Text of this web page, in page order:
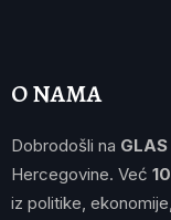
O NAMA
Dobrodošli na
Hercegovine. Već
iz politike,